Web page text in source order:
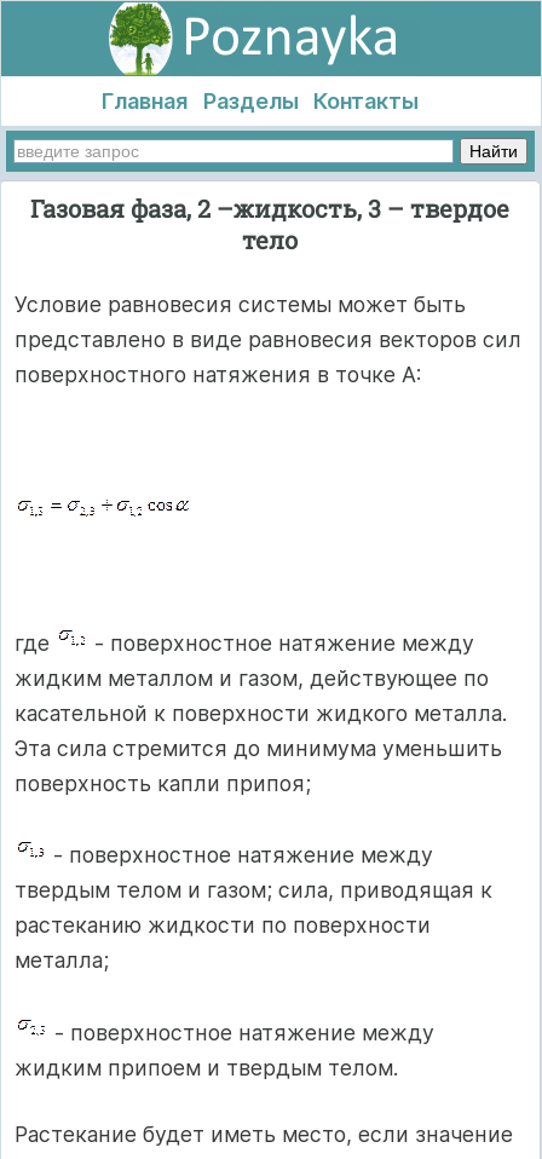
Главная Разделы Контакты
Газовая фаза, 2 –жидкость, 3 – твердое
тело
Условие равновесия системы может быть
представлено в виде равновесия векторов сил
по­верхностного натяжения в точке А:
где
- поверхностное натяжение между
жидким металлом и газом, действующее по
касательной к поверхности жидкого металла.
Эта си­ла стремится до минимума уменьшить
поверхность капли припоя;
- поверхностное натяжение между
твердым телом и газом; си­ла, приводящая к
растеканию жидкости по поверхности
металла;
- поверхностное натяжение между
жидким припоем и твер­дым телом.
Растекание будет иметь место, если значение